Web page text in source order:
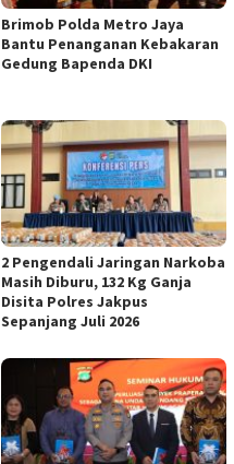
Brimob Polda Metro Jaya
Bantu Penanganan Kebakaran
Gedung Bapenda DKI
2 Pengendali Jaringan Narkoba
Masih Diburu, 132 Kg Ganja
Disita Polres Jakpus
Sepanjang Juli 2026